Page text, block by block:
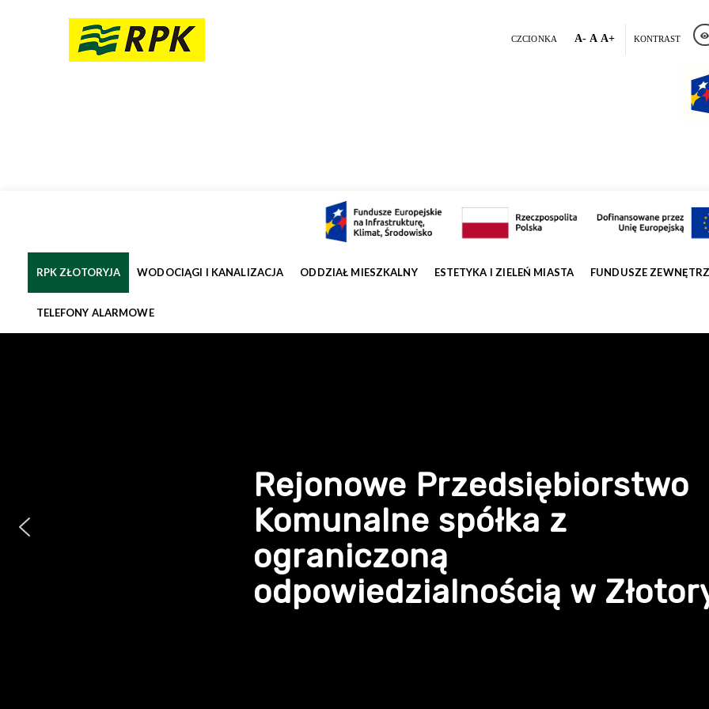
CZCIONKA A- A A+ KONTRAST
RPK ZŁOTORYJA WODOCIĄGI I KANALIZACJA ODDZIAŁ MIESZKALNY ESTETYKA I ZIELEŃ MIASTA FUNDUSZE
TELEFONY ALARMOWE
Rejonowe Przedsiębiorstwo
Komunalne spółka z
ograniczoną
odpowiedzialnością w